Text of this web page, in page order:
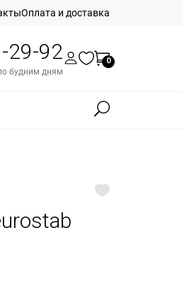
Оплата и доставка
29-92
будним дням
0